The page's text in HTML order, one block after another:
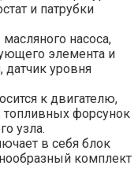
и патрубки
насоса,
элемента и
датчик уровня
к двигателю,
топливных форсунок
узла.
в себя блок
комплект